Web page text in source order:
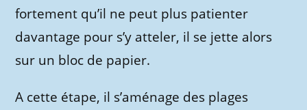
fortement qu’il ne peut plus patienter
davantage pour s’y atteler, il se jette alors
sur un bloc de papier.
A cette étape, il s’aménage des plages